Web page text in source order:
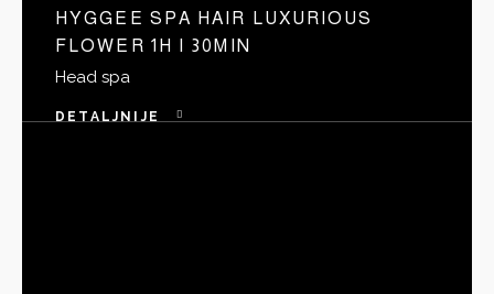
HYGGEE SPA HAIR LUXURIOUS
FLOWER 1H I 30MIN
Head spa
DETALJNIJE